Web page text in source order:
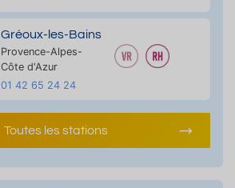
Gréoux-les-Bains
Provence-Alpes-
Côte d'Azur
01 42 65 24 24
Toutes les stations